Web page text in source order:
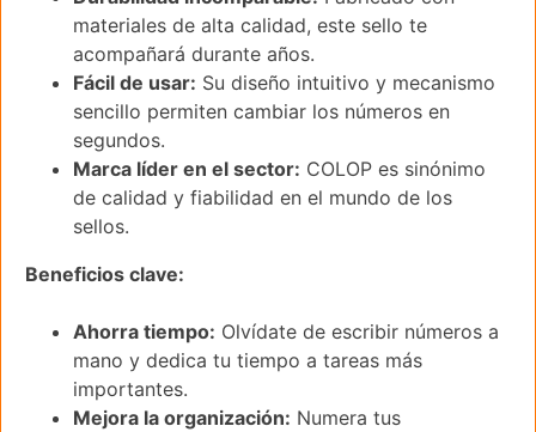
materiales de alta calidad, este sello te
acompañará durante años.
Fácil de usar: Su diseño intuitivo y mecanismo
sencillo permiten cambiar los números en
segundos.
Marca líder en el sector: COLOP es sinónimo
de calidad y fiabilidad en el mundo de los
sellos.
Beneficios clave:
Ahorra tiempo: Olvídate de escribir números a
mano y dedica tu tiempo a tareas más
importantes.
Mejora la organización: Numera tus